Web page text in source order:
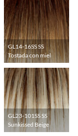
GL14-16SS SS
Tostada con miel
GL23-101SS SS
Sunkissed Beige